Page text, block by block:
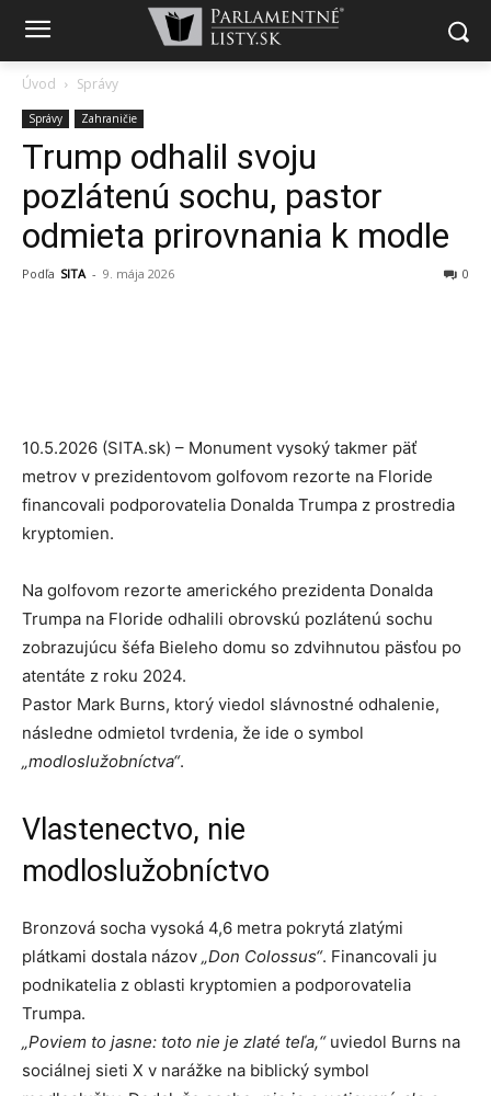
Úvod Správy
Správy Zahraničie
Trump odhalil svoju
pozlátenú sochu, pastor
odmieta prirovnania k modle
Podľa SITA - 9. mája 2026 0
10.5.2026 (SITA.sk) – Monument vysoký takmer päť
metrov v prezidentovom golfovom rezorte na Floride
financovali podporovatelia Donalda Trumpa z prostredia
kryptomien.
Na golfovom rezorte amerického prezidenta Donalda
Trumpa na Floride odhalili obrovskú pozlátenú sochu
zobrazujúcu šéfa Bieleho domu so zdvihnutou päsťou po
atentáte z roku 2024.
Pastor Mark Burns, ktorý viedol slávnostné odhalenie,
následne odmietol tvrdenia, že ide o symbol
„modloslužobníctva“.
Vlastenectvo, nie
modloslužobníctvo
Bronzová socha vysoká 4,6 metra pokrytá zlatými
plátkami dostala názov „Don Colossus“. Financovali ju
podnikatelia z oblasti kryptomien a podporovatelia
Trumpa.
„Poviem to jasne: toto nie je zlaté teľa,“uviedol Burns na
sociálnej sieti X v narážke na biblický symbol